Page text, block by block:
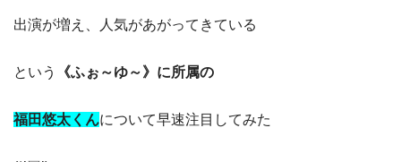
出演が増え、人気があがってきている
という 《ふぉ～ゆ～》に所属の
福田悠太くんについて早速注目してみた